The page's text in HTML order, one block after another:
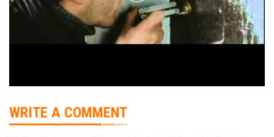
WRITE A COMMENT